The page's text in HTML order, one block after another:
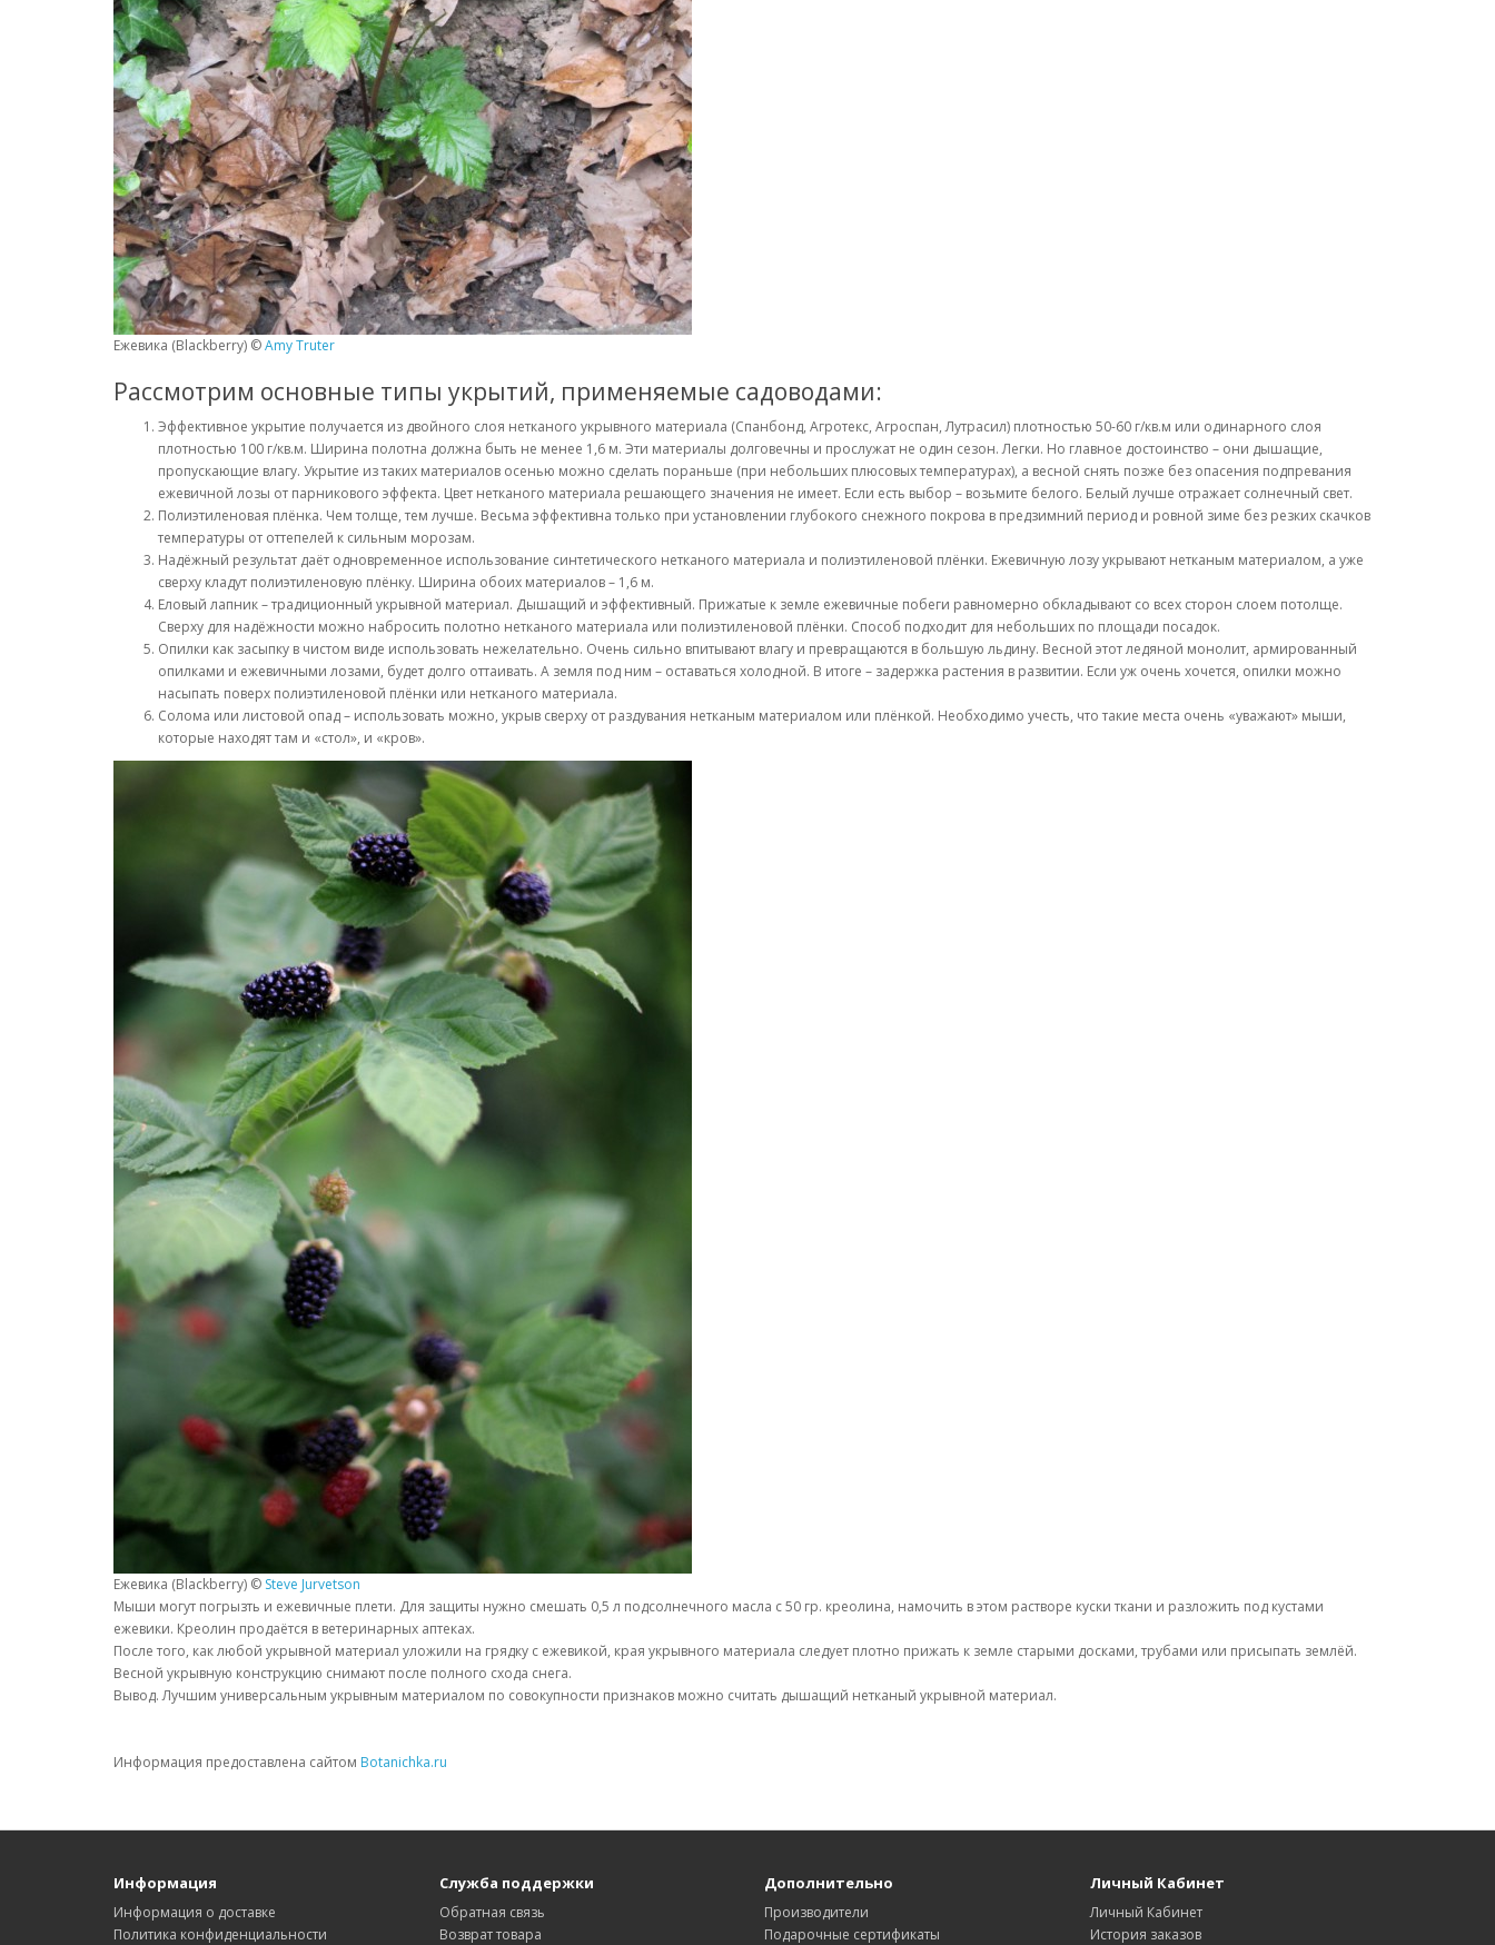
Ежевика (Blackberry) ©Amy Truter
Рассмотрим основные типы укрытий, применяемые садоводами:
Эффективное укрытие получается из двойного слоя нетканого укрывного материала (Спанбонд, Агротекс, Агроспан, Лутрасил) плотностью 50-60 г/кв.м или одинарного слоя
плотностью 100 г/кв.м. Ширина полотна должна быть не менее 1,6 м. Эти материалы долговечны и прослужат не один сезон. Легки. Но главное достоинство – они дышащие,
пропускающие влагу. Укрытие из таких материалов осенью можно сделать пораньше (при небольших плюсовых температурах), а весной снять позже без опасения подпревания
ежевичной лозы от парникового эффекта. Цвет нетканого материала решающего значения не имеет. Если есть выбор – возьмите белого. Белый лучше отражает солнечный свет.
Полиэтиленовая плёнка. Чем толще, тем лучше. Весьма эффективна только при установлении глубокого снежного покрова в предзимний период и ровной зиме без резких скачков
температуры от оттепелей к сильным морозам.
Надёжный результат даёт одновременное использование синтетического нетканого материала и полиэтиленовой плёнки. Ежевичную лозу укрывают нетканым материалом, а уже
сверху кладут полиэтиленовую плёнку. Ширина обоих материалов – 1,6 м.
Еловый лапник – традиционный укрывной материал. Дышащий и эффективный. Прижатые к земле ежевичные побеги равномерно обкладывают со всех сторон слоем потолще.
Сверху для надёжности можно набросить полотно нетканого материала или полиэтиленовой плёнки. Способ подходит для небольших по площади посадок.
Опилки как засыпку в чистом виде использовать нежелательно. Очень сильно впитывают влагу и превращаются в большую льдину. Весной этот ледяной монолит, армированный
опилками и ежевичными лозами, будет долго оттаивать. А земля под ним – оставаться холодной. В итоге – задержка растения в развитии. Если уж очень хочется, опилки можно
насыпать поверх полиэтиленовой плёнки или нетканого материала.
Солома или листовой опад – использовать можно, укрыв сверху от раздувания нетканым материалом или плёнкой. Необходимо учесть, что такие места очень «уважают» мыши,
которые находят там и «стол», и «кров».
Ежевика (Blackberry) © Steve Jurvetson
Мыши могут погрызть и ежевичные плети. Для защиты нужно смешать 0,5 л подсолнечного масла с 50 гр. креолина, намочить в этом растворе куски ткани и разложить под кустами
ежевики. Креолин продаётся в ветеринарных аптеках.
После того, как любой укрывной материал уложили на грядку с ежевикой, края укрывного материала следует плотно прижать к земле старыми досками, трубами или присыпать землёй.
Весной укрывную конструкцию снимают после полного схода снега.
Вывод. Лучшим универсальным укрывным материалом по совокупности признаков можно считать дышащий нетканый укрывной материал.
Информация предоставлена сайтом Botanichka.ru
Информация
Информация о доставке
Политика конфиденциальности
Служба поддержки
Обратная связь
Возврат товара
Дополнительно
Производители
Подарочные сертификаты
Личный Кабинет
Личный Кабинет
История заказов